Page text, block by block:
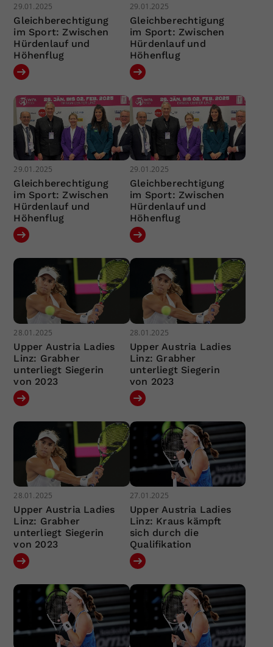
29.01.2025
Gleichberechtigung
im Sport: Zwischen
Hürdenlauf und
Höhenflug
29.01.2025
Gleichberechtigung
im Sport: Zwischen
Hürdenlauf und
Höhenflug
29.01.2025
Gleichberechtigung
im Sport: Zwischen
Hürdenlauf und
Höhenflug
29.01.2025
Gleichberechtigung
im Sport: Zwischen
Hürdenlauf und
Höhenflug
28.01.2025
Upper Austria Ladies
Linz: Grabher
unterliegt Siegerin
von 2023
28.01.2025
Upper Austria Ladies
Linz: Grabher
unterliegt Siegerin
von 2023
28.01.2025
Upper Austria Ladies
Linz: Grabher
unterliegt Siegerin
von 2023
27.01.2025
Upper Austria Ladies
Linz: Kraus kämpft
sich durch die
Qualifikation